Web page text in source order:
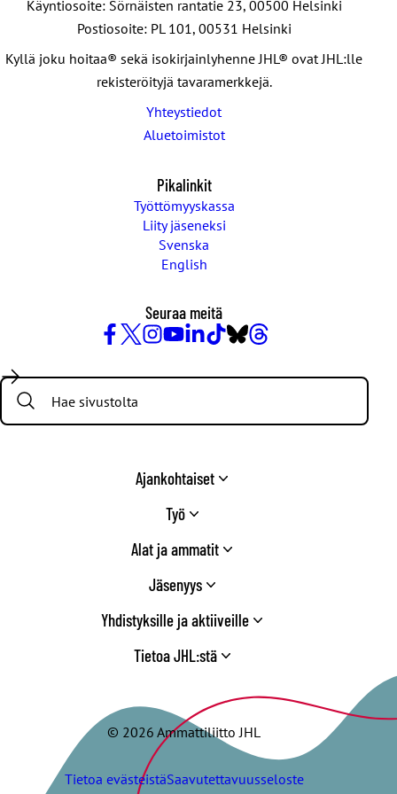
Käyntiosoite: Sörnäisten rantatie 23, 00500 Helsinki
Postiosoite: PL 101, 00531 Helsinki
Kyllä joku hoitaa® sekä isokirjainlyhenne JHL® ovat JHL:lle
rekisteröityjä tavaramerkkejä.
Yhteystiedot
Aluetoimistot
Pikalinkit
Työttömyyskassa
Liity jäseneksi
Svenska
English
Seuraa meitä
/
Twitter
Search:
Ajankohtaiset
Työ
Alat ja ammatit
Jäsenyys
Yhdistyksille ja aktiiveille
Tietoa JHL:stä
© 2026 Ammattiliitto JHL
Tietoa evästeistäSaavutettavuusseloste